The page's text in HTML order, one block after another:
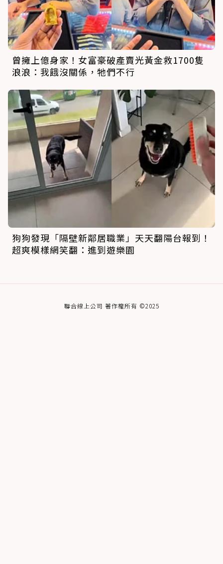
曾擁上億身家！女富豪破產賣光黃金救1700隻
浪浪：我餓沒關係，牠們不行
狗狗發現「隔壁新鄰居職業」天天翻陽台報到！
超爽模樣網笑翻：進到遊樂園
聯合線上公司 著作權所有 ©2025